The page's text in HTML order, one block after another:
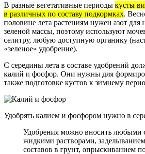
В разные вегетативные периоды кусты
в различных по составу подкормках.
половине лета растениям нужен азот для
зеленой массы, поэтому используют
селитру, любую доступную органику
«зеленое» удобрение).
С середины лета в составе удобрений
калий и фосфор. Они нужны для
также подготовке кустов к зимнему
Удобрять калием и фосфором нужно в
Удобрения можно вносить любыми
жидкими растворами,
составов в грунт, опрыскиванием